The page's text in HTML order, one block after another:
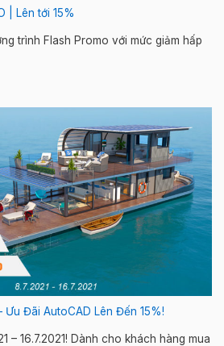
| Lên tới 15%
trình Flash Promo với mức giảm hấp
Ưu Đãi AutoCAD Lên Đến 15%!
– 16.7.2021! Dành cho khách hàng mua